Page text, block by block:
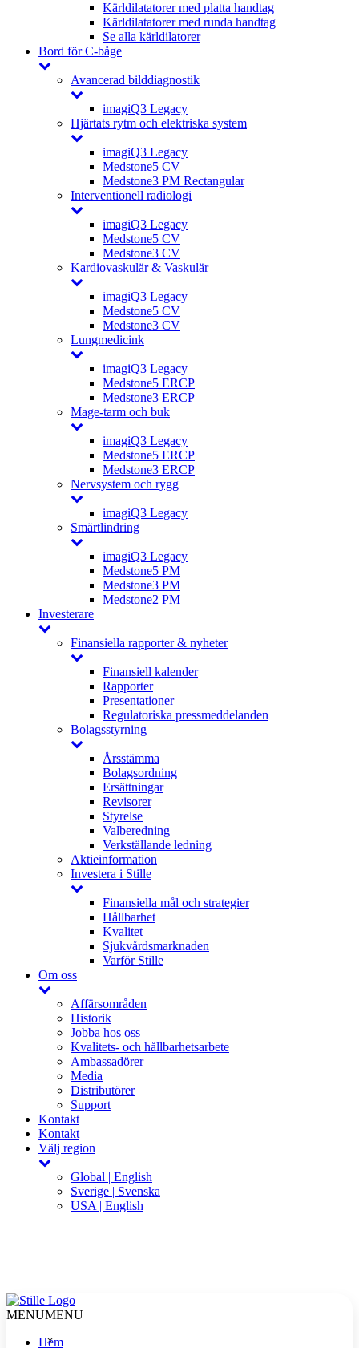
Kärldilatatorer med platta handtag
Kärldilatatorer med runda handtag
Se alla kärldilatorer
Bord för C-båge
Avancerad bilddiagnostik
imagiQ3 Legacy
Hjärtats rytm och elektriska system
imagiQ3 Legacy
Medstone5 CV
Medstone3 PM Rectangular
Interventionell radiologi
imagiQ3 Legacy
Medstone5 CV
Medstone3 CV
Kardiovaskulär & Vaskulär
imagiQ3 Legacy
Medstone5 CV
Medstone3 CV
Lungmedicink
imagiQ3 Legacy
Medstone5 ERCP
Medstone3 ERCP
Mage-tarm och buk
imagiQ3 Legacy
Medstone5 ERCP
Medstone3 ERCP
Nervsystem och rygg
imagiQ3 Legacy
Smärtlindring
imagiQ3 Legacy
Medstone5 PM
Medstone3 PM
Medstone2 PM
Investerare
Finansiella rapporter & nyheter
Finansiell kalender
Rapporter
Presentationer
Regulatoriska pressmeddelanden
Bolagsstyrning
Årsstämma
Bolagsordning
Ersättningar
Revisorer
Styrelse
Valberedning
Verkställande ledning
Aktieinformation
Investera i Stille
Finansiella mål och strategier
Hållbarhet
Kvalitet
Sjukvårdsmarknaden
Varför Stille
Om oss
Affärsområden
Historik
Jobba hos oss
Kvalitets- och hållbarhetsarbete
Ambassadörer
Media
Distributörer
Support
Kontakt
Kontakt
Välj region
Global | English
Sverige | Svenska
USA | English
×
MENUMENU
Hem